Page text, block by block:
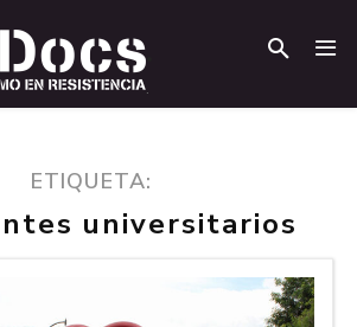
ETIQUETA:
universitarios